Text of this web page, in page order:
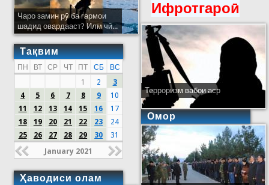
Чаро замин рӯ ба гармои
шадид овардааст? Илм чӣ...
Тақвим
ПН ВТ СР ЧТ ПТ СБ
ВС
1
2
3
4
5 6 7 8 9
10
11
12 13 14 15 16
17
18
19 20 21 22 23
24
25
26 27 28 29 30 31
January 2021
Ҳаводиси олам
Ифротгароӣ
Терроризм вабои аср
Омор